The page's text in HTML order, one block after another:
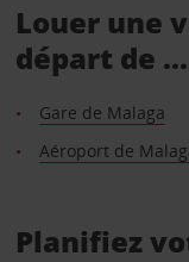
Louer une
départ de ...
Gare de Malaga
Aéroport de
Planifiez